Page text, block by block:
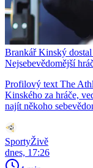
Brankář Kinský
Nejsebevědomější
Profilový text The
Kinského za hráče,
najít někoho
SportyŽivě
dnes, 17:26